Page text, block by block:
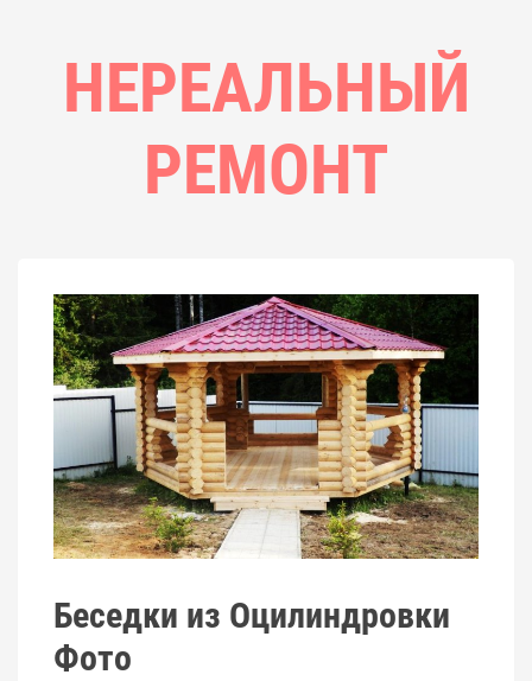
НЕРЕАЛЬНЫЙ
РЕМОНТ
Беседки из Оцилиндровки
Фото